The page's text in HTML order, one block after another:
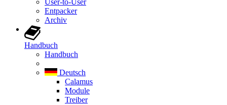
User-to-User
Entpacker
Archiv
Handbuch
Handbuch
Deutsch
Calamus
Module
Treiber